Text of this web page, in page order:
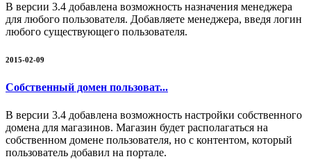
В версии 3.4 добавлена возможность назначения менеджера
для любого пользователя. Добавляете менеджера, введя логин
любого существующего пользователя.
2015-02-09
Собственный домен пользоват...
В версии 3.4 добавлена возможность настройки собственного
домена для магазинов. Магазин будет располагаться на
собственном домене пользователя, но с контентом, который
пользователь добавил на портале.